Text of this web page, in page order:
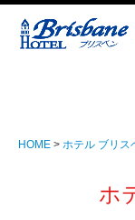
HOME ホテル ブリス
ホ